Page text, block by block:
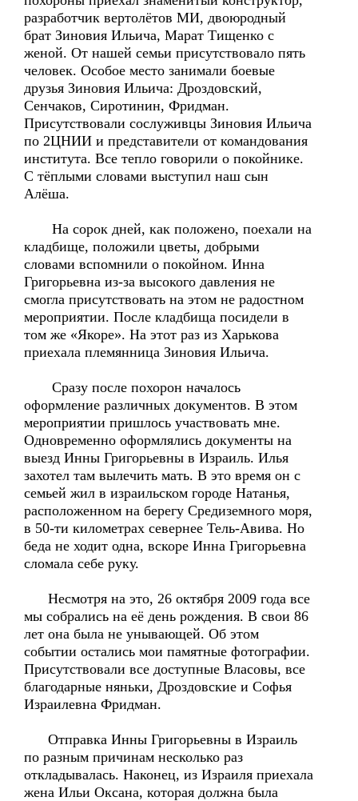
разработчик вертолётов МИ, двоюродный
брат Зиновия Ильича, Марат Тищенко с
женой. От нашей семьи присутствовало пять
человек. Особое место занимали боевые
друзья Зиновия Ильича: Дроздовский,
Сенчаков, Сиротинин, Фридман.
Присутствовали сослуживцы Зиновия Ильича
по 2ЦНИИ и представители от командования
института. Все тепло говорили о покойнике.
С тёплыми словами выступил наш сын
Алёша.
На сорок дней, как положено, поехали на
кладбище, положили цветы, добрыми
словами вспомнили о покойном. Инна
Григорьевна из-за высокого давления не
смогла присутствовать на этом не радостном
мероприятии. После кладбища посидели в
том же «Якоре». На этот раз из Харькова
приехала племянница Зиновия Ильича.
Сразу после похорон началось
оформление различных документов. В этом
мероприятии пришлось участвовать мне.
Одновременно оформлялись документы на
выезд Инны Григорьевны в Израиль. Илья
захотел там вылечить мать. В это время он с
семьей жил в израильском городе Натанья,
расположенном на берегу Средиземного моря,
в 50-ти километрах севернее Тель-Авива. Но
беда не ходит одна, вскоре Инна Григорьевна
сломала себе руку.
Несмотря на это, 26 октября 2009 года все
мы собрались на её день рождения. В свои 86
лет она была не унывающей. Об этом
событии остались мои памятные фотографии.
Присутствовали все доступные Власовы, все
благодарные няньки, Дроздовские и Софья
Израилевна Фридман.
Отправка Инны Григорьевны в Израиль
по разным причинам несколько раз
откладывалась. Наконец, из Израиля приехала
жена Ильи Оксана, которая должна была